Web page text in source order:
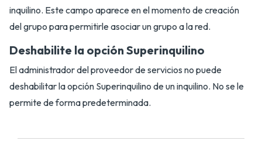
inquilino. Este campo aparece en el momento de creación
del grupo para permitirle asociar un grupo a la red.
Deshabilite la opción Superinquilino
El administrador del proveedor de servicios no puede
deshabilitar la opción Superinquilino de un inquilino. No se le
permite de forma predeterminada.